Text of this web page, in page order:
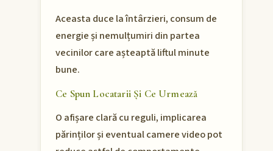
Aceasta duce la întârzieri, consum de
energie și nemulțumiri din partea
vecinilor care așteaptă liftul minute
bune.
Ce Spun Locatarii Și Ce Urmează
O afișare clară cu reguli, implicarea
părinților și eventual camere video pot